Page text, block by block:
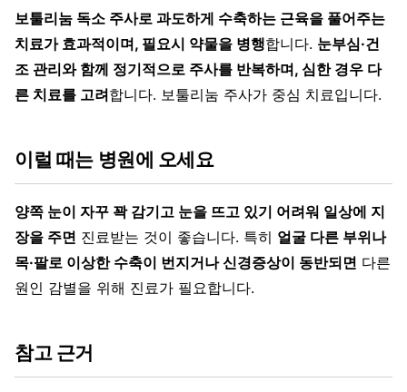
보툴리눔 독소 주사로 과도하게 수축하는 근육을 풀어주는
치료가 효과적이며, 필요시 약물을 병행합니다. 눈부심·건
조 관리와 함께 정기적으로 주사를 반복하며, 심한 경우 다
른 치료를 고려합니다. 보툴리눔 주사가 중심 치료입니다.
이럴 때는 병원에 오세요
양쪽 눈이 자꾸 꽉 감기고 눈을 뜨고 있기 어려워 일상에 지
장을 주면 진료받는 것이 좋습니다. 특히 얼굴 다른 부위나
목·팔로 이상한 수축이 번지거나 신경증상이 동반되면 다른
원인 감별을 위해 진료가 필요합니다.
참고 근거